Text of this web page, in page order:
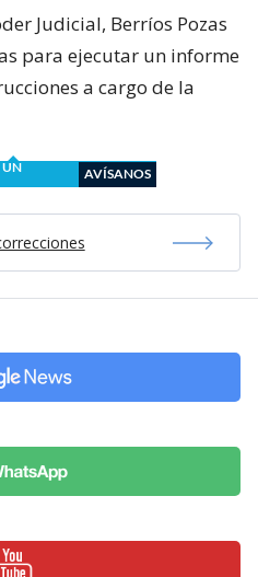
Judicial, Berríos Pozas
para ejecutar un informe
a cargo de la
UN
AVÍSANOS